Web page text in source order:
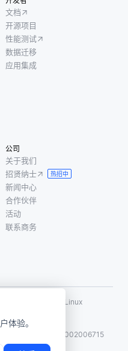
体验。
文档
开源项目
性能测试
数据迁移
应用集成
公司
关于我们
招贤纳士
热招中
新闻中心
合作伙伴
活动
联系商务
的开源项目名称为 Linux
司保留所有权利
沪公网安备31011002006715